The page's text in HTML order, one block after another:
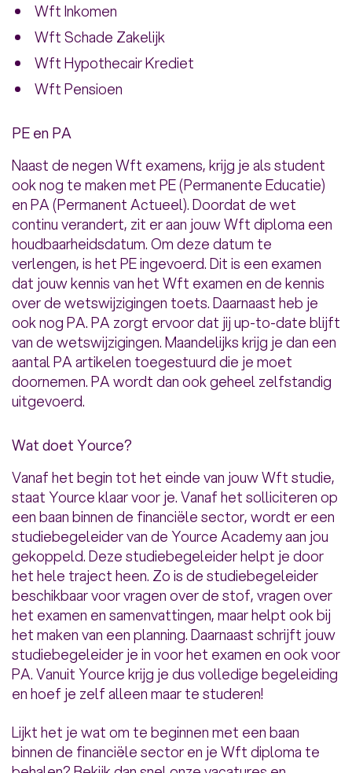
Wft Inkomen
Wft Schade Zakelijk
Wft Hypothecair Krediet
Wft Pensioen
PE en PA
Naast de negen Wft examens, krijg je als student
ook nog te maken met PE (Permanente Educatie)
en PA (Permanent Actueel). Doordat de wet
continu verandert, zit er aan jouw Wft diploma een
houdbaarheidsdatum. Om deze datum te
verlengen, is het PE ingevoerd. Dit is een examen
dat jouw kennis van het Wft examen en de kennis
over de wetswijzigingen toets. Daarnaast heb je
ook nog PA. PA zorgt ervoor dat jij up-to-date blijft
van de wetswijzigingen. Maandelijks krijg je dan een
aantal PA artikelen toegestuurd die je moet
doornemen. PA wordt dan ook geheel zelfstandig
uitgevoerd.
Wat doet Yource?
Vanaf het begin tot het einde van jouw Wft studie,
staat Yource klaar voor je. Vanaf het solliciteren op
een baan binnen de financiële sector, wordt er een
studiebegeleider van de Yource Academy aan jou
gekoppeld. Deze studiebegeleider helpt je door
het hele traject heen. Zo is de studiebegeleider
beschikbaar voor vragen over de stof, vragen over
het examen en samenvattingen, maar helpt ook bij
het maken van een planning. Daarnaast schrijft jouw
studiebegeleider je in voor het examen en ook voor
PA. Vanuit Yource krijg je dus volledige begeleiding
en hoef je zelf alleen maar te studeren!
Lijkt het je wat om te beginnen met een baan
binnen de financiële sector en je Wft diploma te